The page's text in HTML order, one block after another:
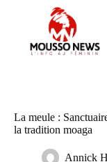
La meule :
la tradition moaga
Annick